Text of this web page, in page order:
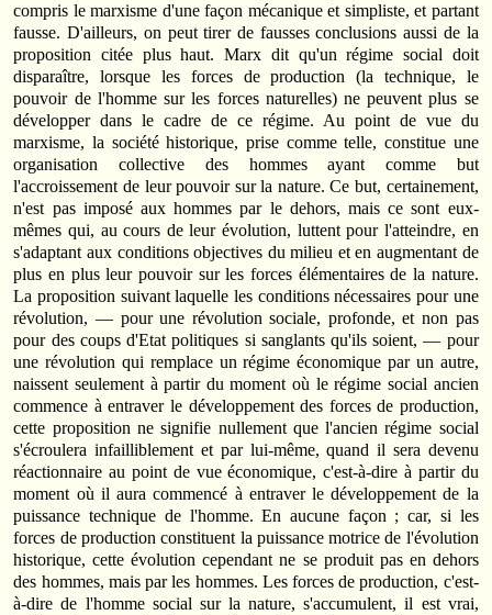
compris le marxisme d'une façon mécanique et simpliste, et partant
fausse. D'ailleurs, on peut tirer de fausses conclusions aussi de la
proposition citée plus haut. Marx dit qu'un régime social doit
disparaître, lorsque les forces de production (la technique, le
pouvoir de l'homme sur les forces naturelles) ne peuvent plus se
développer dans le cadre de ce régime. Au point de vue du
marxisme, la société historique, prise comme telle, constitue une
organisation collective des hommes ayant comme but
l'accroissement de leur pouvoir sur la nature. Ce but, certainement,
n'est pas imposé aux hommes par le dehors, mais ce sont eux-
mêmes qui, au cours de leur évolution, luttent pour l'atteindre, en
s'adaptant aux conditions objectives du milieu et en augmentant de
plus en plus leur pouvoir sur les forces élémentaires de la nature.
La proposition suivant laquelle les conditions nécessaires pour une
révolution, — pour une révolution sociale, profonde, et non pas
pour des coups d'Etat politiques si sanglants qu'ils soient, — pour
une révolution qui remplace un régime économique par un autre,
naissent seulement à partir du moment où le régime social ancien
commence à entraver le développement des forces de production,
cette proposition ne signifie nullement que l'ancien régime social
s'écroulera infailliblement et par lui-même, quand il sera devenu
réactionnaire au point de vue économique, c'est-à-dire à partir du
moment où il aura commencé à entraver le développement de la
puissance technique de l'homme. En aucune façon ; car, si les
forces de production constituent la puissance motrice de l'évolution
historique, cette évolution cependant ne se produit pas en dehors
des hommes, mais par les hommes. Les forces de production, c'est-
à-dire de l'homme social sur la nature, s'accumulent, il est vrai,